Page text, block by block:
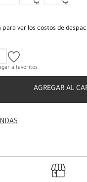
para ver los costos de
AGREGAR AL